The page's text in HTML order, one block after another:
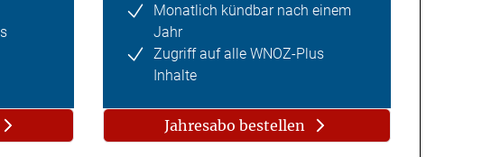
Monatlich kündbar nach einem
Jahr
Zugriff auf alle WNOZ-Plus
Inhalte
Jahresabo bestellen